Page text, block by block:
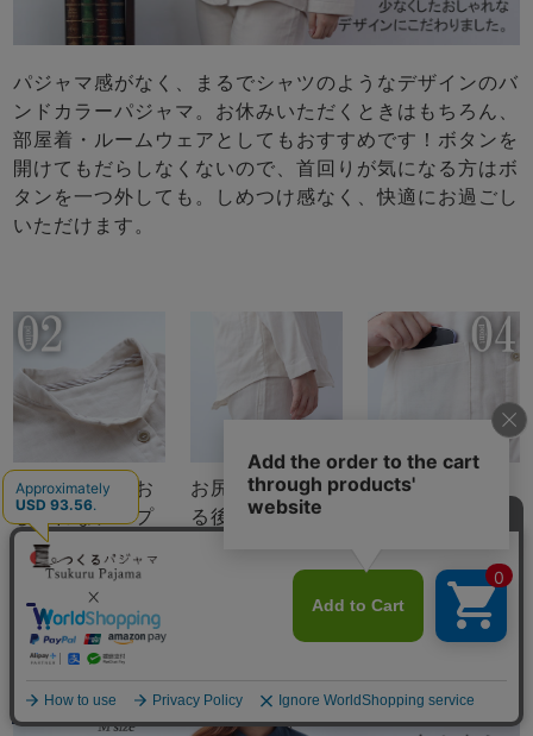
メニュー
パジャマ感がなく、まるでシャツのようなデザインのバ
ンドカラーパジャマ。お休みいただくときはもちろん、
部屋着・ルームウェアとしてもおすすめです！ボタンを
開けてもだらしなくないので、首回りが気になる方はボ
タンを一つ外しても。しめつけ感なく、快適にお過ごし
いただけます。
ちらりと覗くお
しゃれなテープ
のワンポイント
（全色同色）
お尻が少し隠れ
る後ろすそ丈。
ーテールを採用
スマホも入るポ